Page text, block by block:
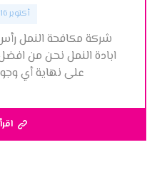
أكتوبر 16, 2023
ابادة النمل نحن من
على نهاية أي